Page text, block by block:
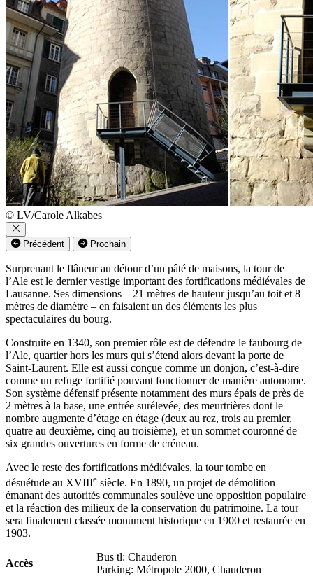
© LV/Carole Alkabes
Précédent Prochain
Surprenant le flâneur au détour d’un pâté de maisons, la tour de
l’Ale est le dernier vestige important des fortifications médiévales de
Lausanne. Ses dimensions – 21 mètres de hauteur jusqu’au toit et 8
mètres de diamètre – en faisaient un des éléments les plus
spectaculaires du bourg.
Construite en 1340, son premier rôle est de défendre le faubourg de
l’Ale, quartier hors les murs qui s’étend alors devant la porte de
Saint-Laurent. Elle est aussi conçue comme un donjon, c’est-à-dire
comme un refuge fortifié pouvant fonctionner de manière autonome.
Son système défensif présente notamment des murs épais de près de
2 mètres à la base, une entrée surélevée, des meurtrières dont le
nombre augmente d’étage en étage (deux au rez, trois au premier,
quatre au deuxième, cinq au troisième), et un sommet couronné de
six grandes ouvertures en forme de créneau.
Avec le reste des fortifications médiévales, la tour tombe en
désuétude au XVIIIe siècle. En 1890, un projet de démolition
émanant des autorités communales soulève une opposition populaire
et la réaction des milieux de la conservation du patrimoine. La tour
sera finalement classée monument historique en 1900 et restaurée en
1903.
Accès
Bus tl: Chauderon
Parking: Métropole 2000, Chauderon